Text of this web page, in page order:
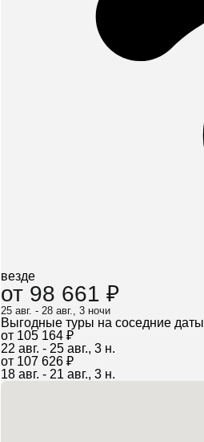
везде
от 98 661 ₽
25 авг. - 28 авг., 3 ночи
Выгодные туры на соседние даты
от 105 164 ₽
22 авг. - 25 авг., 3 н.
от 107 626 ₽
18 авг. - 21 авг., 3 н.